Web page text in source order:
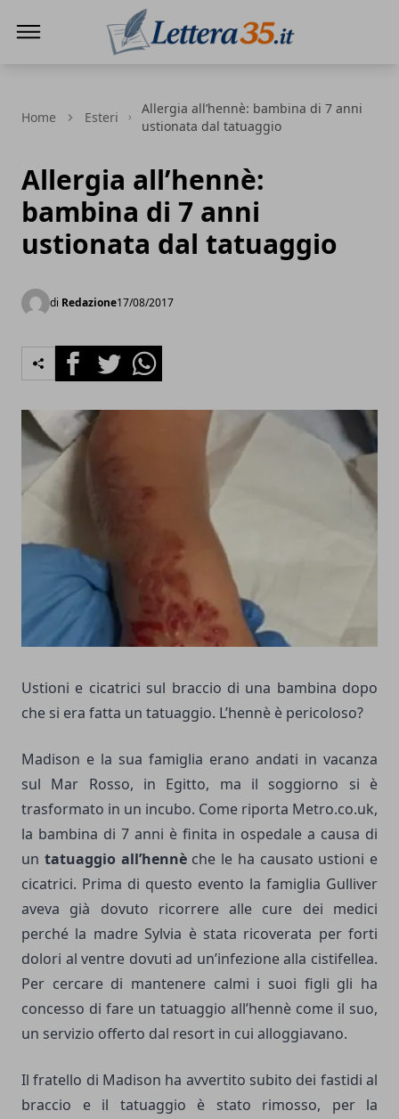
Home Esteri
Allergia all’hennè: bambina di 7 anni
ustionata dal tatuaggio
Allergia all’hennè:
bambina di 7 anni
ustionata dal tatuaggio
di Redazione17/08/2017
FacebookTwitterWhatsapp
Ustioni e cicatrici sul braccio di una bambina dopo
che si era fatta un tatuaggio. L’hennè è pericoloso?
Madison e la sua famiglia erano andati in vacanza
sul Mar Rosso, in Egitto, ma il soggiorno si è
trasformato in un incubo. Come riporta Metro.co.uk,
la bambina di 7 anni è finita in ospedale a causa di
un tatuaggio all’hennèche le ha causato ustioni e
cicatrici. Prima di questo evento la famiglia Gulliver
aveva già dovuto ricorrere alle cure dei medici
perché la madre Sylvia è stata ricoverata per forti
dolori al ventre dovuti ad un’infezione alla cistifellea.
Per cercare di mantenere calmi i suoi figli gli ha
concesso di fare un tatuaggio all’hennè come il suo,
un servizio offerto dal resort in cui alloggiavano.
Il fratello di Madison ha avvertito subito dei fastidi al
braccio e il tatuaggio è stato rimosso, per la